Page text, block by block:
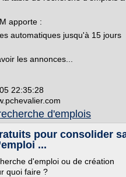
apporte :
automatiques jusqu'à 15 jours
les annonces...
22:35:28
d'emplois
pour consolider
...
d'emploi ou de création
quoi faire ?